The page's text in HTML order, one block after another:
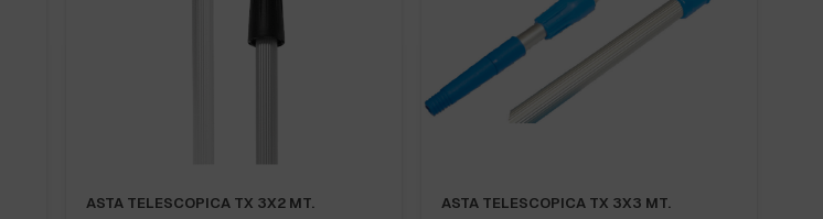
ASTA TELESCOPICA TX 3X2 MT. ASTA TELESCOPICA TX 3X3 MT.